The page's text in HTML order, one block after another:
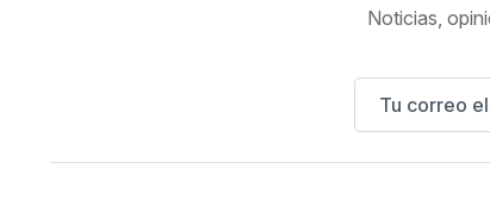
Noticias,